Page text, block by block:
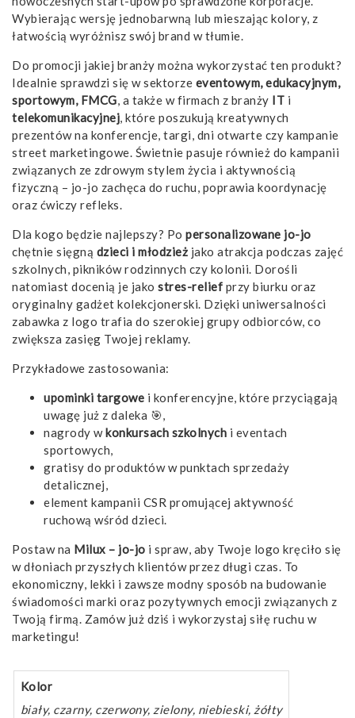
Wybierając wersję jednobarwną lub mieszając kolory, z
łatwością wyróżnisz swój brand w tłumie.
Do promocji jakiej branży można wykorzystać ten produkt?
Idealnie sprawdzi się w sektorze eventowym, edukacyjnym,
sportowym, FMCG, a także w firmach z branży IT i
telekomunikacyjnej, które poszukują kreatywnych
prezentów na konferencje, targi, dni otwarte czy kampanie
street marketingowe. Świetnie pasuje również do kampanii
związanych ze zdrowym stylem życia i aktywnością
fizyczną – jo-jo zachęca do ruchu, poprawia koordynację
oraz ćwiczy refleks.
Dla kogo będzie najlepszy? Po personalizowane jo-jo
chętnie sięgną dzieci i młodzież jako atrakcja podczas zajęć
szkolnych, pikników rodzinnych czy kolonii. Dorośli
natomiast docenią je jako stres-relief przy biurku oraz
oryginalny gadżet kolekcjonerski. Dzięki uniwersalności
zabawka z logo trafia do szerokiej grupy odbiorców, co
zwiększa zasięg Twojej reklamy.
Przykładowe zastosowania:
upominki targowe i konferencyjne, które przyciągają
uwagę już z daleka 🎯,
nagrody wkonkursach szkolnych i eventach
sportowych,
gratisy do produktów w punktach sprzedaży
detalicznej,
element kampanii CSR promującej aktywność
ruchową wśród dzieci.
Postaw na Milux – jo-jo i spraw, aby Twoje logo kręciło się
w dłoniach przyszłych klientów przez długi czas. To
ekonomiczny, lekki i zawsze modny sposób na budowanie
świadomości marki oraz pozytywnych emocji związanych z
Twoją firmą. Zamów już dziś i wykorzystaj siłę ruchu w
marketingu!
Kolor
biały, czarny, czerwony, zielony, niebieski, żółty